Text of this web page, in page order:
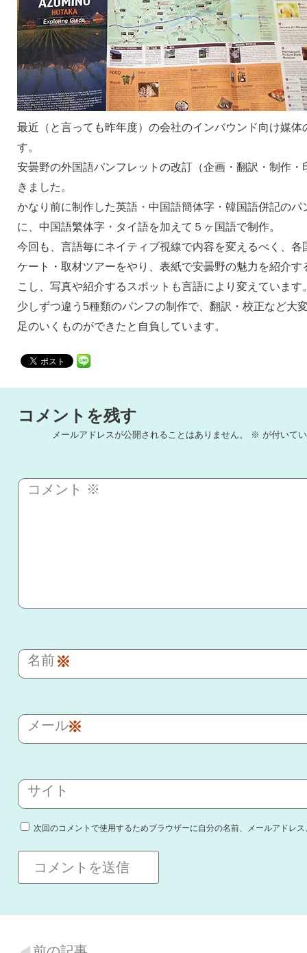
最近（と言っても昨年度）の会社のインバウンド向け媒体
す。
安曇野の外国語パンフレットの改訂（企画・翻訳・制作・
きました。
かなり前に制作した英語・中国語簡体字・韓国語併記のパ
に、中国語繁体字・タイ語を加えて５ヶ国語で制作。
今回も、言語毎にネイティブ視線で内容を変えるべく、各
ケート・取材ツアーをやり、表紙で安曇野の魅力を紹介す
こし、写真や紹介するスポットも言語により変えています
少しずつ違う5種類のパンフの制作で、翻訳・校正など大
足のいくものができたと自負しています。
コメントを残す
メールアドレスが公開されることはありません。 ※ が付いて
コメント ※
名前 ※
メール※
サイト
次回のコメントで使用するためブラウザーに自分の名前、メールアドレ